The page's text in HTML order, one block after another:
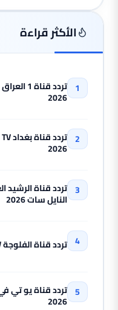
الأكثر قراءة
تردد
2026
2026
النايل سات 2026
تردد قناة الفلوجة TV الجديدة على النايل سات 2026
2026